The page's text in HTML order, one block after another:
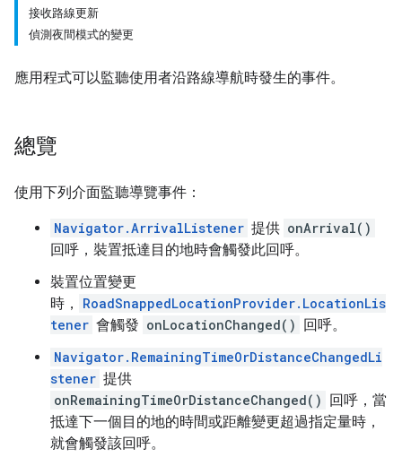
接收路線更新
偵測夜間模式的變更
應用程式可以監聽使用者沿路線導航時發生的事件。
總覽
使用下列介面監聽導覽事件：
Navigator.ArrivalListener 提供 onArrival()
回呼，裝置抵達目的地時會觸發此回呼。
裝置位置變更
時，
RoadSnappedLocationProvider.LocationLis
tener 會觸發 onLocationChanged() 回呼。
Navigator.RemainingTimeOrDistanceChangedLi
stener 提供
onRemainingTimeOrDistanceChanged() 回呼，當
抵達下一個目的地的時間或距離變更超過指定量時，
就會觸發該回呼。